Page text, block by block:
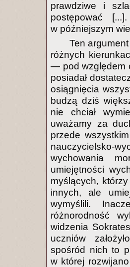
prawdziwe i
postępować
w późniejszym
Ten
różnych
— pod względem
posiadał
osiągnięcia
budzą dziś
nie chciał
uważamy za
przede
nauczycielsko-
wychowania
umiejętności
myślących,
innych, ale
wymyślili.
różnorodność
widzenia
uczniów
spośród nich to
w której